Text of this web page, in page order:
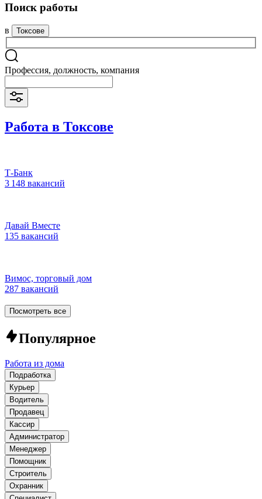
Поиск работы
в Токсове
Профессия, должность, компания
Работа в Токсове
Т-Банк
3 148 вакансий
Давай Вместе
135 вакансий
Вимос, торговый дом
287 вакансий
Посмотреть все
Популярное
Работа из дома
Подработка
Курьер
Водитель
Продавец
Кассир
Администратор
Менеджер
Помощник
Строитель
Охранник